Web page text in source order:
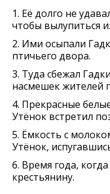
1. Её долго не
чтобы вылупиться
2. Ими осыпали
птичьего двора.
3. Туда сбежал
насмешек жителей
4. Прекрасные
Утёнок встретил
5. Ёмкость с
Утёнок,
6. Время года,
крестьянину.